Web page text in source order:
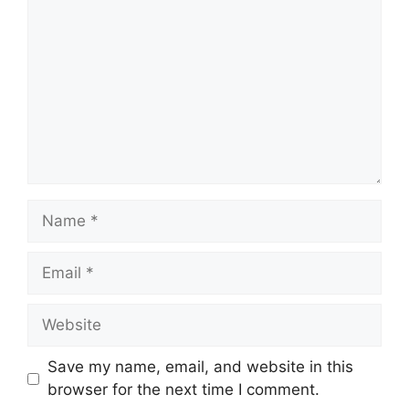
Name
Email
Website
Save my name, email, and website in this
browser for the next time I comment.